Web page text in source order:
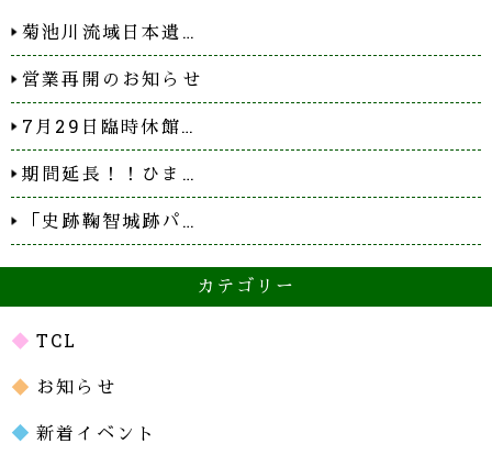
菊池川流域日本遺…
営業再開のお知らせ
7月29日臨時休館…
期間延長！！ひま…
「史跡鞠智城跡パ…
カテゴリー
TCL
お知らせ
新着イベント